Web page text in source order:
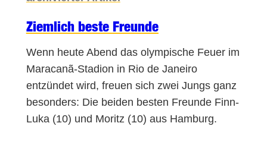
Ziemlich beste Freunde
Wenn heute Abend das olympische Feuer im
Maracanã-Stadion in Rio de Janeiro
entzündet wird, freuen sich zwei Jungs ganz
besonders: Die beiden besten Freunde Finn-
Luka (10) und Moritz (10) aus Hamburg.